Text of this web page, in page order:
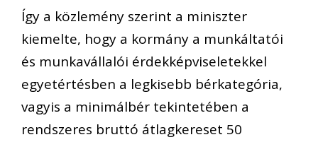
Így a közlemény szerint a miniszter
kiemelte, hogy a kormány a munkáltatói
és munkavállalói érdekképviseletekkel
egyetértésben a legkisebb bérkategória,
vagyis a minimálbér tekintetében a
rendszeres bruttó átlagkereset 50